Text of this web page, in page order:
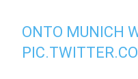
ONTO MUNICH